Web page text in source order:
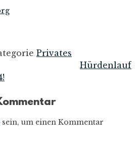
Privates
Hürdenlauf
sein, um einen Kommentar